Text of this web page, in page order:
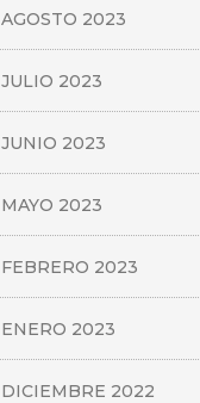
AGOSTO 2023
JULIO 2023
JUNIO 2023
MAYO 2023
FEBRERO 2023
ENERO 2023
DICIEMBRE 2022